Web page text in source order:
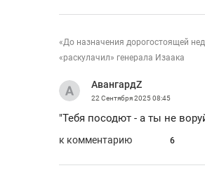
«До назначения дорогостоящей
«раскулачил» генерала Изаака
АвангардZ
22 Сентября 202508:45
"Тебя посодют - а ты не
к комментарию 6